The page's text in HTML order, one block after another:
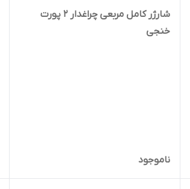
شارژر کامل مربعی چراغدار 2 پورت
خنجی
ناموجود